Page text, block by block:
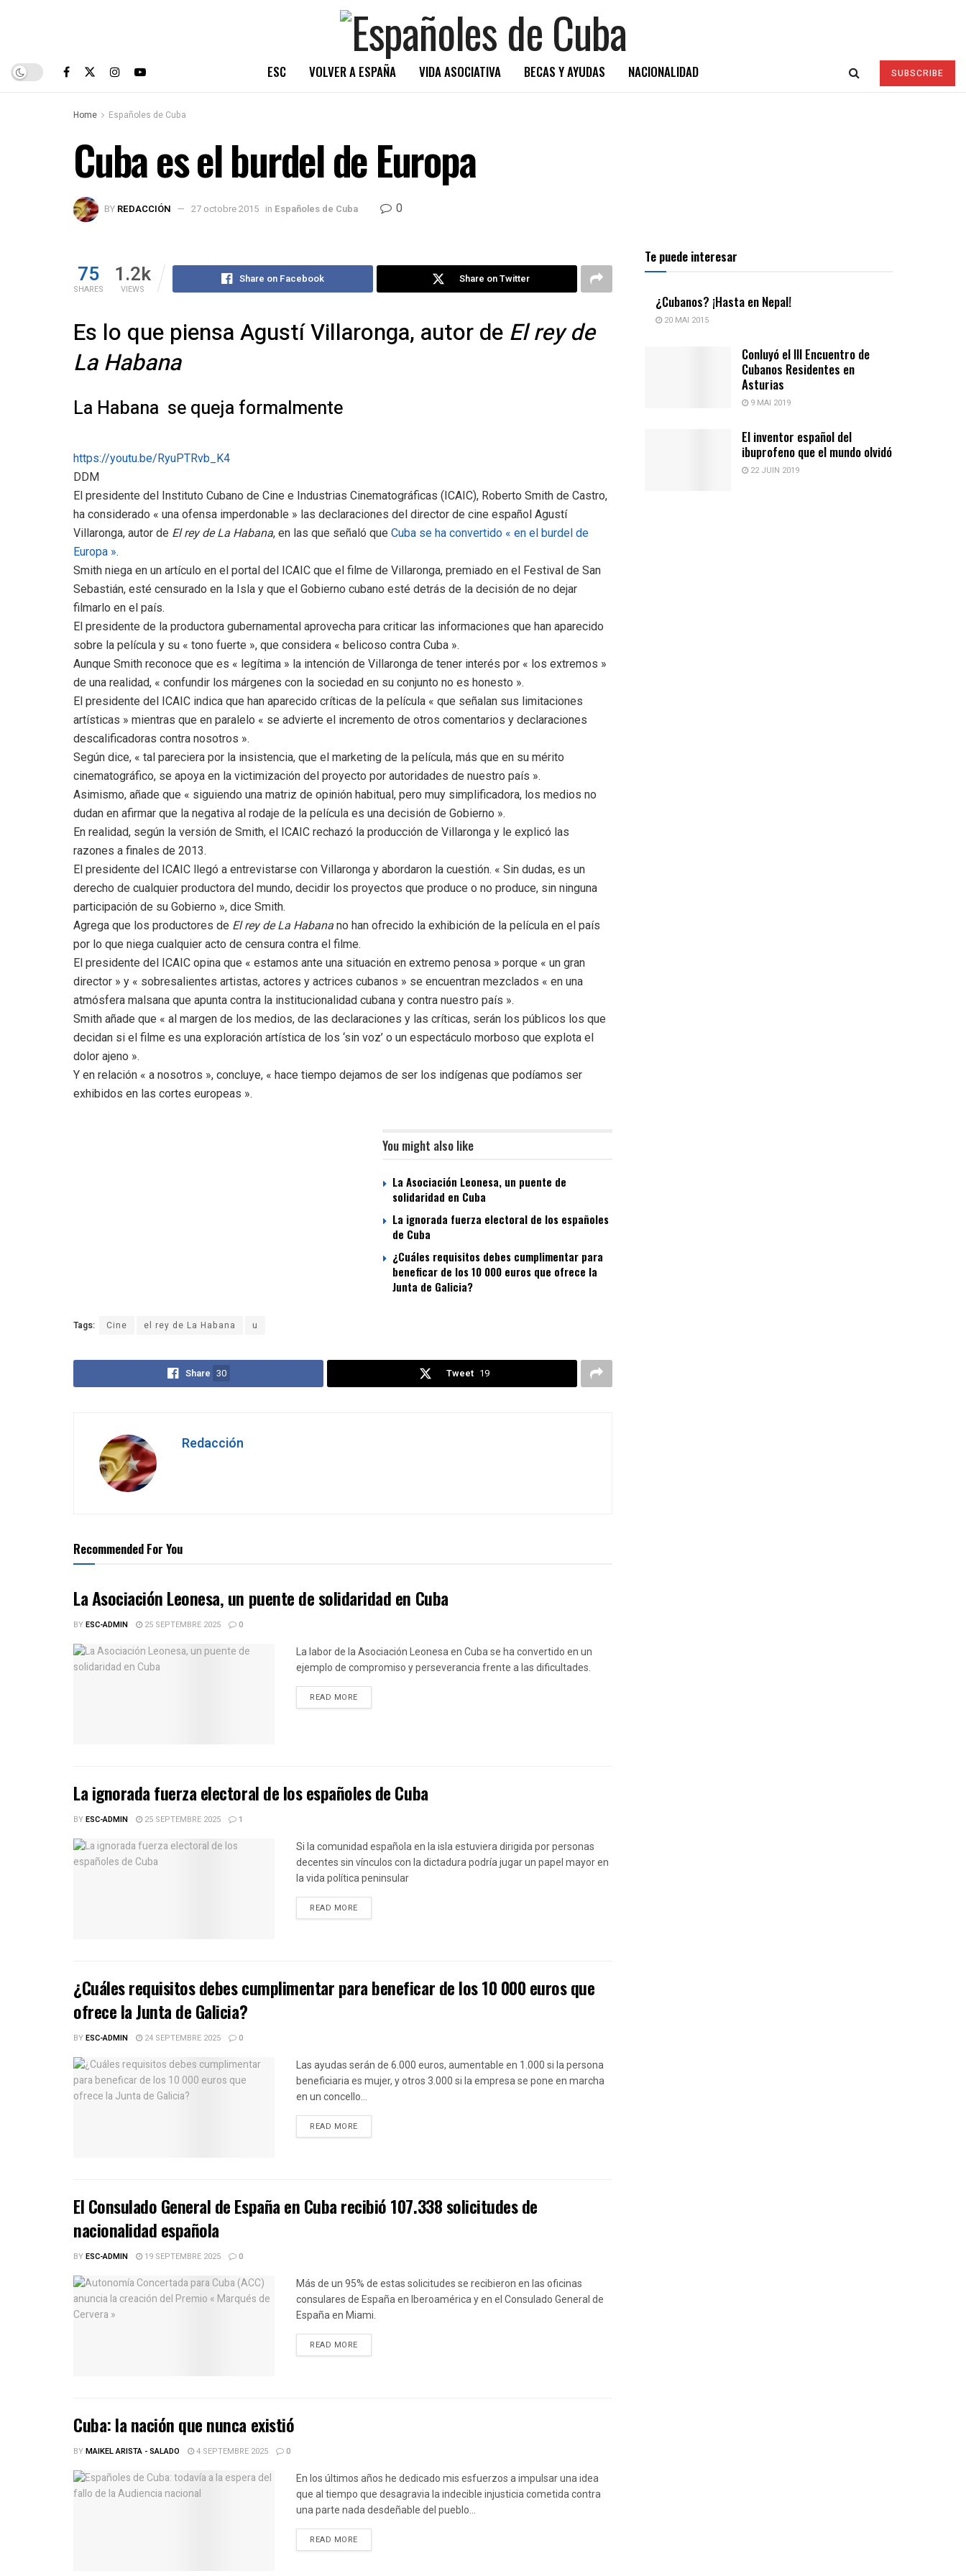
ESC VOLVER A ESPAÑA VIDA ASOCIATIVA BECAS Y AYUDAS NACIONALIDAD SUBSCRIBE
Home Españoles de Cuba
Cuba es el burdel de Europa
BY REDACCIÓN 27 octobre 2015 in Españoles de Cuba 0
75
SHARES
1.2k
VIEWS
Share on Facebook Share on Twitter
Es lo que piensa Agustí Villaronga, autor de El rey de
La Habana
La Habana se queja formalmente
https://youtu.be/RyuPTRvb_K4
DDM
El presidente del Instituto Cubano de Cine e Industrias Cinematográficas (ICAIC), Roberto Smith de Castro,
ha considerado « una ofensa imperdonable » las declaraciones del director de cine español Agustí
Villaronga, autor de El rey de La Habana, en las que señaló que Cuba se ha convertido « en el burdel de
Europa ».
Smith niega en un artículo en el portal del ICAIC que el filme de Villaronga, premiado en el Festival de San
Sebastián, esté censurado en la Isla y que el Gobierno cubano esté detrás de la decisión de no dejar
filmarlo en el país.
El presidente de la productora gubernamental aprovecha para criticar las informaciones que han aparecido
sobre la película y su « tono fuerte », que considera « belicoso contra Cuba ».
Aunque Smith reconoce que es « legítima » la intención de Villaronga de tener interés por « los extremos »
de una realidad, « confundir los márgenes con la sociedad en su conjunto no es honesto ».
El presidente del ICAIC indica que han aparecido críticas de la película « que señalan sus limitaciones
artísticas » mientras que en paralelo « se advierte el incremento de otros comentarios y declaraciones
descalificadoras contra nosotros ».
Según dice, « tal pareciera por la insistencia, que el marketing de la película, más que en su mérito
cinematográfico, se apoya en la victimización del proyecto por autoridades de nuestro país ».
Asimismo, añade que « siguiendo una matriz de opinión habitual, pero muy simplificadora, los medios no
dudan en afirmar que la negativa al rodaje de la película es una decisión de Gobierno ».
En realidad, según la versión de Smith, el ICAIC rechazó la producción de Villaronga y le explicó las
razones a finales de 2013.
El presidente del ICAIC llegó a entrevistarse con Villaronga y abordaron la cuestión. « Sin dudas, es un
derecho de cualquier productora del mundo, decidir los proyectos que produce o no produce, sin ninguna
participación de su Gobierno », dice Smith.
Agrega que los productores de El rey de La Habana no han ofrecido la exhibición de la película en el país
por lo que niega cualquier acto de censura contra el filme.
El presidente del ICAIC opina que « estamos ante una situación en extremo penosa » porque « un gran
director » y « sobresalientes artistas, actores y actrices cubanos » se encuentran mezclados « en una
atmósfera malsana que apunta contra la institucionalidad cubana y contra nuestro país ».
Smith añade que « al margen de los medios, de las declaraciones y las críticas, serán los públicos los que
decidan si el filme es una exploración artística de los ‘sin voz’ o un espectáculo morboso que explota el
dolor ajeno ».
Y en relación « a nosotros », concluye, « hace tiempo dejamos de ser los indígenas que podíamos ser
exhibidos en las cortes europeas ».
You might also like
La Asociación Leonesa, un puente de
solidaridad en Cuba
La ignorada fuerza electoral de los españoles
de Cuba
¿Cuáles requisitos debes cumplimentar para
beneficar de los 10 000 euros que ofrece la
Junta de Galicia?
Tags: Cine el rey de La Habana u
Share 30 Tweet 19
Redacción
Recommended For You
La Asociación Leonesa, un puente de solidaridad en Cuba
BYESC-ADMIN 25 SEPTEMBRE 2025 0
La labor de la Asociación Leonesa en Cuba se ha convertido en un
ejemplo de compromiso y perseverancia frente a las dificultades.
READ MOREDETAILS
La ignorada fuerza electoral de los españoles de Cuba
BYESC-ADMIN 25 SEPTEMBRE 2025 1
Si la comunidad española en la isla estuviera dirigida por personas
decentes sin vínculos con la dictadura podría jugar un papel mayor en
la vida política peninsular
READ MOREDETAILS
¿Cuáles requisitos debes cumplimentar para beneficar de los 10 000 euros que
ofrece la Junta de Galicia?
BYESC-ADMIN 24 SEPTEMBRE 2025 0
Las ayudas serán de 6.000 euros, aumentable en 1.000 si la persona
beneficiaria es mujer, y otros 3.000 si la empresa se pone en marcha
en un concello...
READ MOREDETAILS
El Consulado General de España en Cuba recibió 107.338 solicitudes de
nacionalidad española
BYESC-ADMIN 19 SEPTEMBRE 2025 0
Más de un 95% de estas solicitudes se recibieron en las oficinas
consulares de España en Iberoamérica y en el Consulado General de
España en Miami.
READ MOREDETAILS
Cuba: la nación que nunca existió
BYMAIKEL ARISTA - SALADO 4 SEPTEMBRE 2025 0
En los últimos años he dedicado mis esfuerzos a impulsar una idea
que al tiempo que desagravia la indecible injusticia cometida contra
una parte nada desdeñable del pueblo...
READ MOREDETAILS
Te puede interesar
¿Cubanos? ¡Hasta en Nepal!
20 MAI 2015
Conluyó el III Encuentro de
Cubanos Residentes en
Asturias
9 MAI 2019
El inventor español del
ibuprofeno que el mundo olvidó
22 JUIN 2019